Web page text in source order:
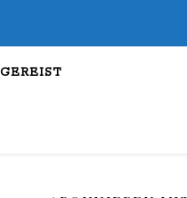
GEREIST